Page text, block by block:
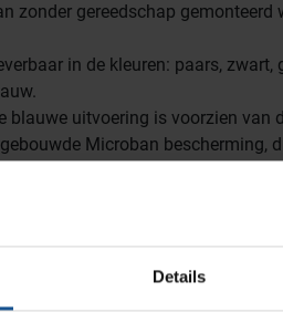
Details
zonder gereedschap gemonteerd
in de kleuren: paars, zwart,
blauwe uitvoering is voorzien van
Microban bescherming,
Bovenste plateau heeft ingebouwd
kleine voorwerpen
Productlijnen
Medische
Opslagmogelijkheden
Medische